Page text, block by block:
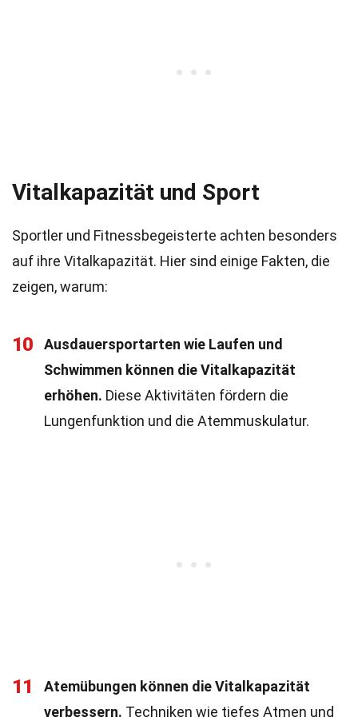
Vitalkapazität und Sport
Sportler und Fitnessbegeisterte achten besonders
auf ihre Vitalkapazität. Hier sind einige Fakten, die
zeigen, warum:
10
Ausdauersportarten wie Laufen und
Schwimmen können die Vitalkapazität
erhöhen. Diese Aktivitäten fördern die
Lungenfunktion und die Atemmuskulatur.
11
Atemübungen können die Vitalkapazität
verbessern. Techniken wie tiefes Atmen und